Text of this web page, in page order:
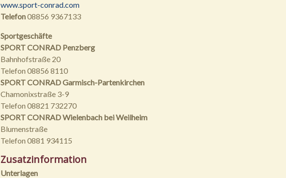
www.sport-conrad.com
Telefon08856 9367133
Sportgeschäfte
SPORT CONRAD Penzberg
Bahnhofstraße 20
Telefon 08856 8110
SPORT CONRAD Garmisch-Partenkirchen
Chamonixstraße 3-9
Telefon 08821 732270
SPORT CONRAD Wielenbach bei Weilheim
Blumenstraße
Telefon 0881 934115
Zusatzinformation
Unterlagen